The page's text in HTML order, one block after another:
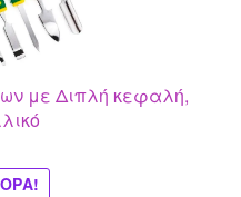
με Διπλή κεφαλή,